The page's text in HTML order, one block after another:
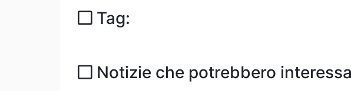
Tag:
Notizie che potrebbero